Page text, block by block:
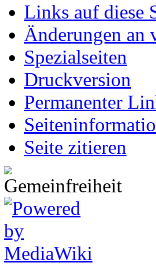
Links auf diese
Änderungen an
Spezialseiten
Druckversion
Permanenter
Seite zitieren